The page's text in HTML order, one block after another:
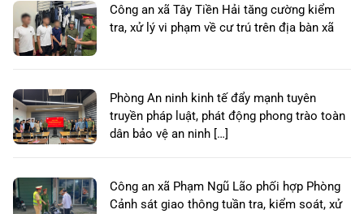
Công an xã Tây Tiền Hải tăng cường kiểm
tra, xử lý vi phạm về cư trú trên địa bàn xã
Phòng An ninh kinh tế đẩy mạnh tuyên
truyền pháp luật, phát động phong trào toàn
dân bảo vệ an ninh […]
Công an xã Phạm Ngũ Lão phối hợp Phòng
Cảnh sát giao thông tuần tra, kiểm soát, xử